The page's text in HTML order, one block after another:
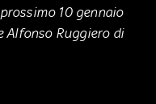
10 gennaio
Alfonso Ruggiero di